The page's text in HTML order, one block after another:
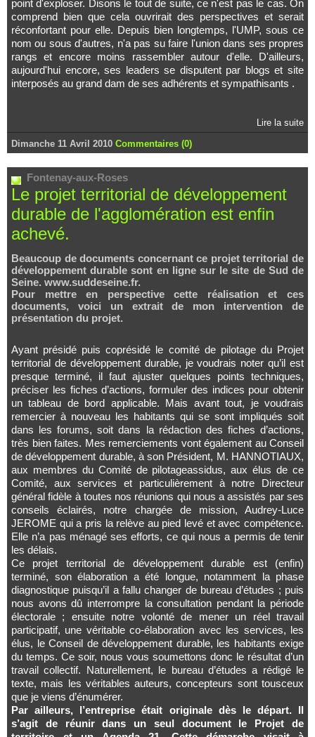
point d'exploser. Disons le tout de suite, ce n'est pas le cas. On
comprend bien que cela ouvrirait des perspectives et serait
réconfortant pour elle. Depuis bien longtemps, l'UMP, sous ce
nom ou sous d'autres, n'a pas su faire l'union dans ses propres
rangs et encore moins rassembler autour d'elle. D'ailleurs,
aujourd'hui encore, ses leaders se disputent par blogs et site
interposés au grand dam de ses adhérents et sympathisants .
Lire la suite
Dimanche 11 Avril 2010 Commentaires (0)
Fontenay-aux-Roses
Le projet territorial de développement
durable de l'agglomération est enfin
achevé.
Beaucoup de documents concernant ce projet territorial de
développement durable sont en ligne sur le site de Sud de
Seine. www.suddeseine.fr.
Pour mettre en perspective cette réalisation et ces
documents, voici un extrait de mon intervention de
présentation du projet.
Ayant présidé puis coprésidé le comité de pilotage du Projet
territorial de développement durable, je voudrais noter qu’il est
presque terminé, il faut ajuster quelques points techniques,
préciser les fiches d’actions, formuler des indices pour obtenir
un tableau de bord applicable. Mais avant tout, je voudrais
remercier à nouveau les habitants qui se sont impliqués soit
dans les forums, soit dans la rédaction des fiches d’actions,
très bien faites. Mes remerciements vont également au Conseil
de développement durable, à son Président, M. HANNOTIAUX,
aux membres du Comité de pilotageassidus, aux élus de ce
Comité, aux services et particulièrement à notre Directeur
général fidèle à toutes nos réunions qui nous a assistés par ses
conseils éclairés, notre chargée de mission, Audrey-Luce
JEROME qui a pris la relève au pied levé et avec compétence.
Elle n’a pas ménagé ses efforts, ce qui nous a permis de tenir
les délais.
Ce projet territorial de développement durable est (enfin)
terminé, son élaboration a été longue, notamment la phase
diagnostique puisqu’il a fallu changer de bureau d’études ; puis
nous avons dû interrompre la consultation pendant la période
électorale ; ensuite notre volonté de mener un réel travail
participatif, une véritable co-élaboration avec les services, les
élus, le Conseil de développement durable, les habitants exige
du temps. Ce soir, nous vous soumettons donc le résultat d’un
travail collectif. Naturellement, le bureau d’études a rédigé le
texte, mais les véritables auteurs, concepteurs sont tousceux
que je viens d’énumérer.
Par ailleurs, l’entreprise était originale dès le départ. Il
s’agit de réunir dans un seul document le Projet de